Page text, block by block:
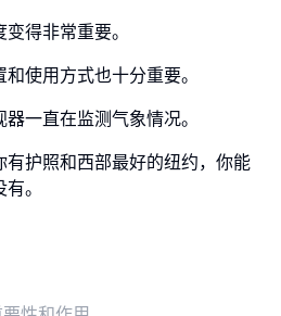
得非常重要。
使用方式也十分重要。
一直在监测气象情况。
有护照和西部最好的纽约，你能
。